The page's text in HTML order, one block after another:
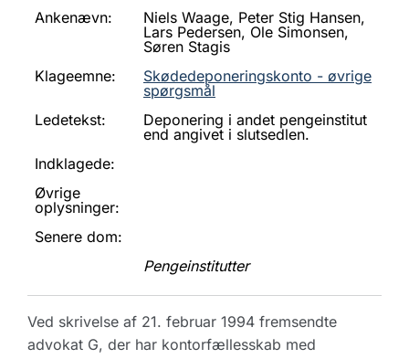
Ankenævn:
Niels Waage, Peter Stig Hansen,
Lars Pedersen, Ole Simonsen,
Søren Stagis
Klageemne:
Skødedeponeringskonto - øvrige
spørgsmål
Ledetekst:
Deponering i andet pengeinstitut
end angivet i slutsedlen.
Indklagede:
Øvrige
oplysninger:
Senere dom:
Pengeinstitutter
Ved skrivelse af 21. februar 1994 fremsendte
advokat G, der har kontorfællesskab med